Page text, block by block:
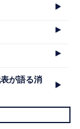
が語る消